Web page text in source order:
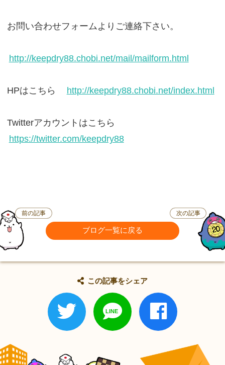
お問い合わせフォームよりご連絡下さい。
http://keepdry88.chobi.net/mail/mailform.html
HPはこちら http://keepdry88.chobi.net/index.html
Twitterアカウントはこちら
https://twitter.com/keepdry88
前の記事
ブログ一覧に戻る
次の記事
この記事をシェア